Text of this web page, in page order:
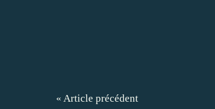
« Article précédent